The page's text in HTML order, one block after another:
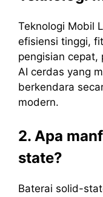
Teknologi Mobil
efisiensi tinggi,
pengisian
AI cerdas yang
berkendara
modern.
2. Apa
state?
Baterai solid-